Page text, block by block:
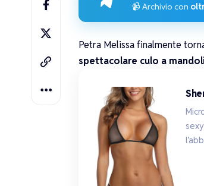
📹 Archivio con
Petra Melissafinalmente
spettacolare culo a